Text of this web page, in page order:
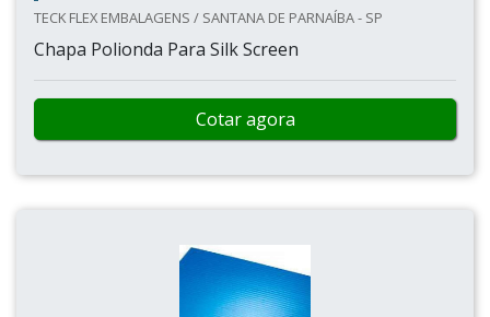
TECK FLEX EMBALAGENS / SANTANA DE PARNAÍBA - SP
Chapa Polionda Para Silk Screen
Cotar agora